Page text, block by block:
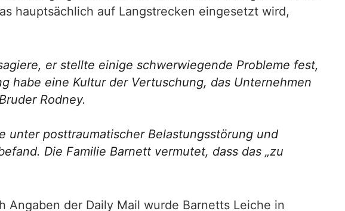
hauptsächlich auf Langstrecken eingesetzt wird,
er stellte einige schwerwiegende Probleme fest,
habe eine Kultur der Vertuschung, das Unternehmen
Rodney.
unter posttraumatischer Belastungsstörung und
Die Familie Barnett vermutet, dass das „zu
der Daily Mail wurde Barnetts Leiche in